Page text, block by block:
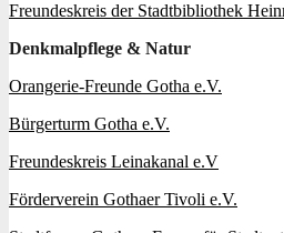
Freundeskreis der Stadtbibliothek
Denkmalpflege & Natur
Orangerie-Freunde Gotha e.V.
Bürgerturm Gotha e.V.
Freundeskreis Leinakanal e.V
Förderverein Gothaer Tivoli e.V.